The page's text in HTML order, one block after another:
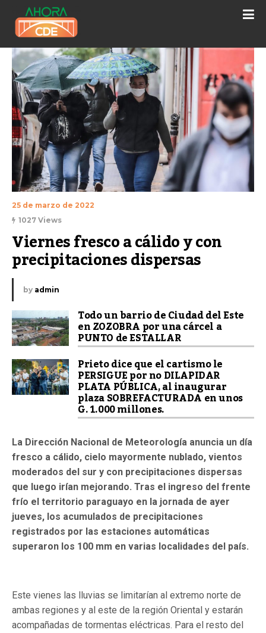
25 de marzo de 2022
1027 Views
Viernes fresco a cálido y con
precipitaciones dispersas
by admin
Todo un barrio de Ciudad del Este
en ZOZOBRA por una cárcel a
PUNTO de ESTALLAR
Prieto dice que el cartismo le
PERSIGUE por no DILAPIDAR
PLATA PÚBLICA, al inaugurar
plaza SOBREFACTURADA en unos
G. 1.000 millones.
La Dirección Nacional de Meteorología anuncia un día
fresco a cálido, cielo mayormente nublado, vientos
moderados del sur y con precipitaciones dispersas
que luego irían mejorando. Tras el ingreso del frente
frío el territorio paraguayo en la jornada de ayer
jueves, los acumulados de precipitaciones
registrados por las estaciones automáticas
superaron los 100 mm en varias localidades del país.
Este vienes las lluvias se limitarían al extremo norte de
ambas regiones y al este de la región Oriental y estarán
acompañadas de tormentas eléctricas. Para el resto del